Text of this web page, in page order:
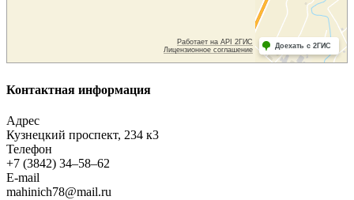
Контактная информация
Адрес
Кузнецкий проспект, 234 к3
Телефон
+7 (3842) 34–58–62
E-mail
mahinich78@mail.ru